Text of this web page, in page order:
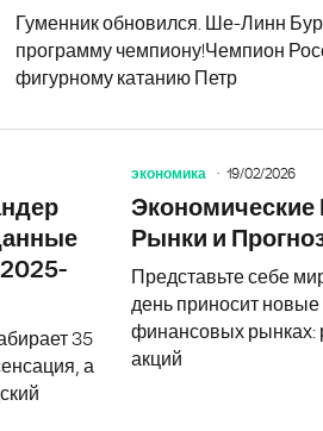
Гуменник обновился. Ше-Линн
программу чемпиону!Чемпион
фигурному катанию Петр
- один вечер!
Что такое дерби в футболе:
35
а
экономика 19/02/2026
Экономические
Рынки и
Представьте себе
день приносит новые
финансовых рынках:
акций